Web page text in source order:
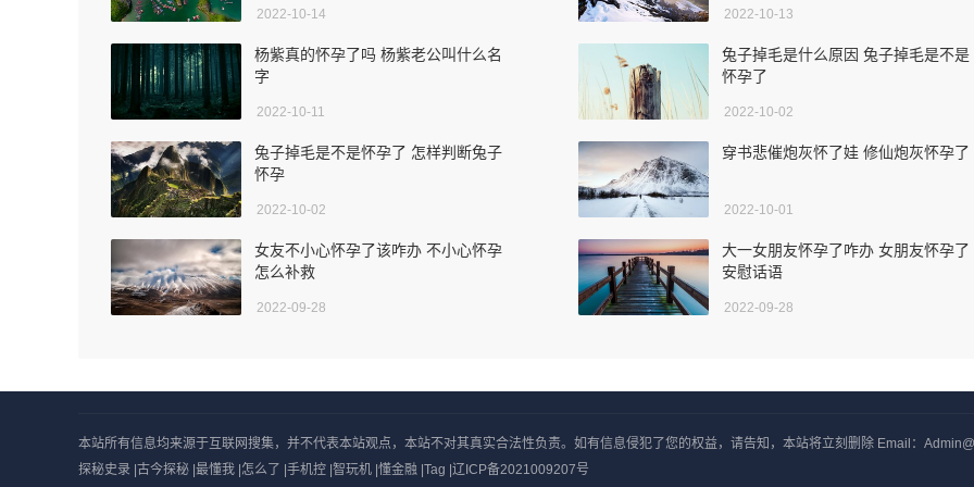
2022-10-14 2022-10-13
杨紫真的怀孕了吗 杨紫老公叫什么名
字
2022-10-11
兔子掉毛是什么原因 兔子掉毛是不是
怀孕了
2022-10-02
兔子掉毛是不是怀孕了 怎样判断兔子
怀孕
2022-10-02
穿书悲催炮灰怀了娃 修仙炮灰怀孕了
2022-10-01
女友不小心怀孕了该咋办 不小心怀孕
怎么补救
2022-09-28
大一女朋友怀孕了咋办 女朋友怀孕了
安慰话语
2022-09-28
本站所有信息均来源于互联网搜集，并不代表本站观点，本站不对其真实合法性负责。如有信息侵犯了您的权益，请告知，本站将立刻删除 Email：
探秘史录 古今探秘 最懂我 怎么了 手机控 智玩机 懂金融 Tag 辽ICP备2021009207号